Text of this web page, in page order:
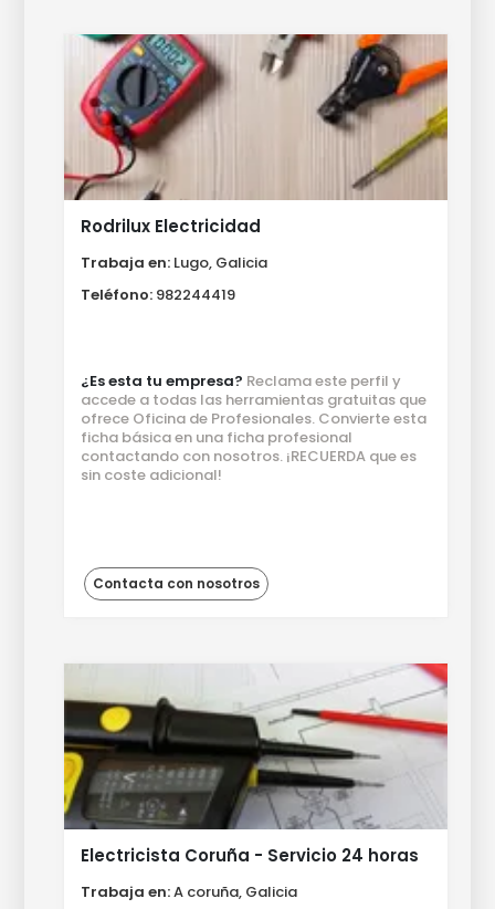
Rodrilux Electricidad
Trabaja en: Lugo, Galicia
Teléfono: 982244419
¿Es esta tu empresa? Reclama este perfil y
accede a todas las herramientas gratuitas que
ofrece Oficina de Profesionales. Convierte esta
ficha básica en una ficha profesional
contactando con nosotros. ¡RECUERDA que es
sin coste adicional!
Contacta con nosotros
Electricista Coruña - Servicio 24 horas
Trabaja en:A coruña, Galicia